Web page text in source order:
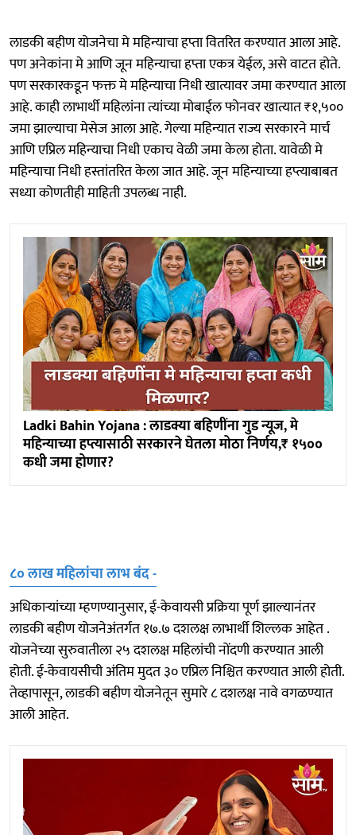
लाडकी बहीण योजनेचा मे महिन्याचा हप्ता वितरित करण्यात आला आहे.
पण अनेकांना मे आणि जून महिन्याचा हप्ता एकत्र येईल, असे वाटत होते.
पण सरकारकडून फक्त मे महिन्याचा निधी खात्यावर जमा करण्यात आला
आहे. काही लाभार्थी महिलांना त्यांच्या मोबाईल फोनवर खात्यात ₹१,५००
जमा झाल्याचा मेसेज आला आहे. गेल्या महिन्यात राज्य सरकारने मार्च
आणि एप्रिल महिन्याचा निधी एकाच वेळी जमा केला होता. यावेळी मे
महिन्याचा निधी हस्तांतरित केला जात आहे. जून महिन्याच्या हप्त्याबाबत
सध्या कोणतीही माहिती उपलब्ध नाही.
Ladki Bahin Yojana : लाडक्या बहि‍णींना गुड न्यूज, मे
महिन्याच्या हप्त्यासाठी सरकारने घेतला मोठा निर्णय,₹ १५००
कधी जमा होणार?
८० लाख महिलांचा लाभ बंद -
अधिकाऱ्यांच्या म्हणण्यानुसार, ई-केवायसी प्रक्रिया पूर्ण झाल्यानंतर
लाडकी बहीण योजनेअंतर्गत १७.७ दशलक्ष लाभार्थी शिल्लक आहेत .
योजनेच्या सुरुवातीला २५ दशलक्ष महिलांची नोंदणी करण्यात आली
होती. ई-केवायसीची अंतिम मुदत ३० एप्रिल निश्चित करण्यात आली होती.
तेव्हापासून, लाडकी बहीण योजनेतून सुमारे ८ दशलक्ष नावे वगळण्यात
आली आहेत.